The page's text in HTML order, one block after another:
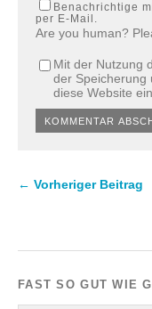
Benachrichtige
per E-Mail.
Are you human?
Mit der Nutzung
der Speicherung
diese Website
← Vorheriger Beitrag
FAST SO GUT WIE